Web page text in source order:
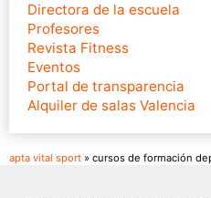
Directora de la escuela
Profesores
Revista Fitness
Eventos
Portal de transparencia
Alquiler de salas Valencia
apta vital sport » cursos de formación